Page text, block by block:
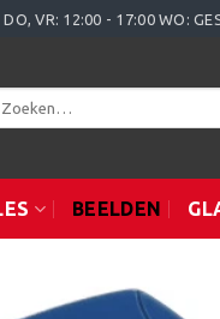
DO, VR: 12:00 - 17:00 WO:
BEELDEN